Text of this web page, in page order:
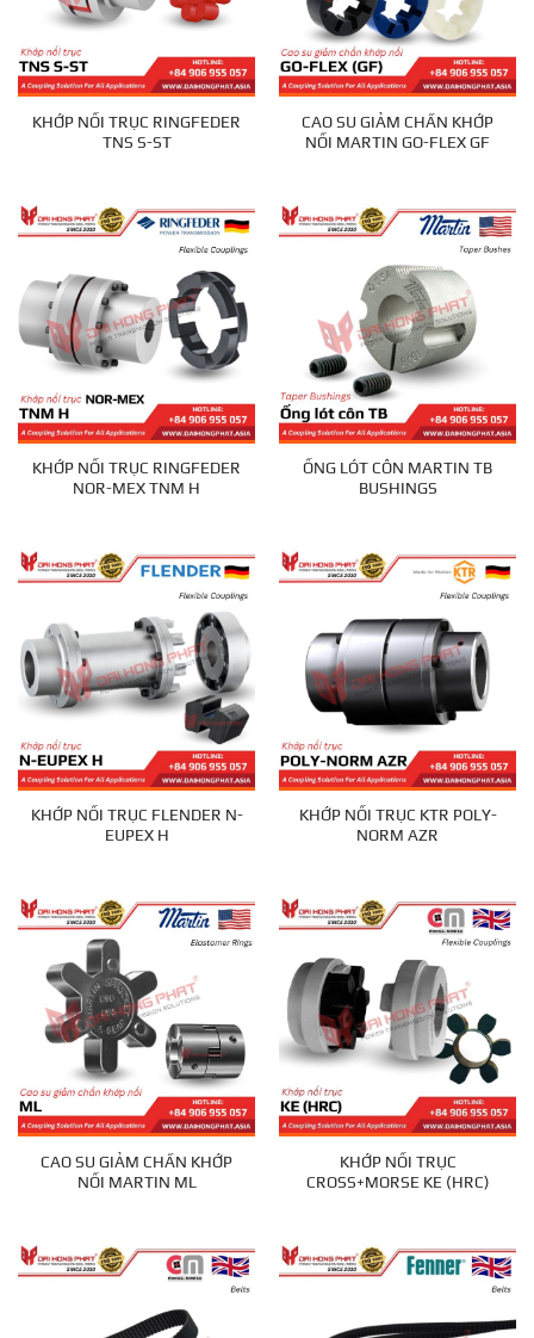
KHỚP NỐI TRỤC RINGFEDER
TNS S-ST
CAO SU GIẢM CHẤN KHỚP
NỐI MARTIN GO-FLEX GF
KHỚP NỐI TRỤC RINGFEDER
NOR-MEX TNM H
ỐNG LÓT CÔN MARTIN TB
BUSHINGS
KHỚP NỐI TRỤC FLENDER N-
EUPEX H
KHỚP NỐI TRỤC KTR POLY-
NORM AZR
CAO SU GIẢM CHẤN KHỚP
NỐI MARTIN ML
KHỚP NỐI TRỤC
CROSS+MORSE KE (HRC)